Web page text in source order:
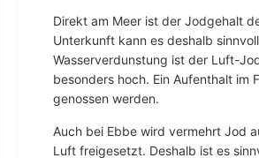
Direkt am Meer ist der Jodgehalt
Unterkunft kann es deshalb
Wasserverdunstung ist der Luft-
besonders hoch. Ein Aufenthalt im
genossen werden.
Auch bei Ebbe wird vermehrt Jod
Luft freigesetzt. Deshalb ist es